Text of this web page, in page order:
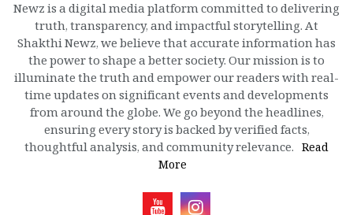
Newz is a digital media platform committed to delivering
truth, transparency, and impactful storytelling. At
Shakthi Newz, we believe that accurate information has
the power to shape a better society. Our mission is to
illuminate the truth and empower our readers with real-
time updates on significant events and developments
from around the globe. We go beyond the headlines,
ensuring every story is backed by verified facts,
thoughtful analysis, and community relevance. Read
More